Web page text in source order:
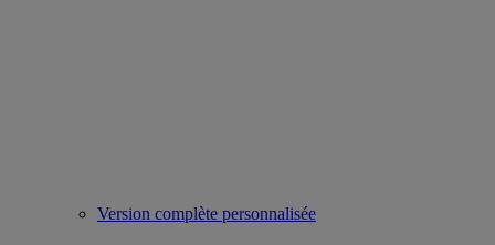
Version complète personnalisée